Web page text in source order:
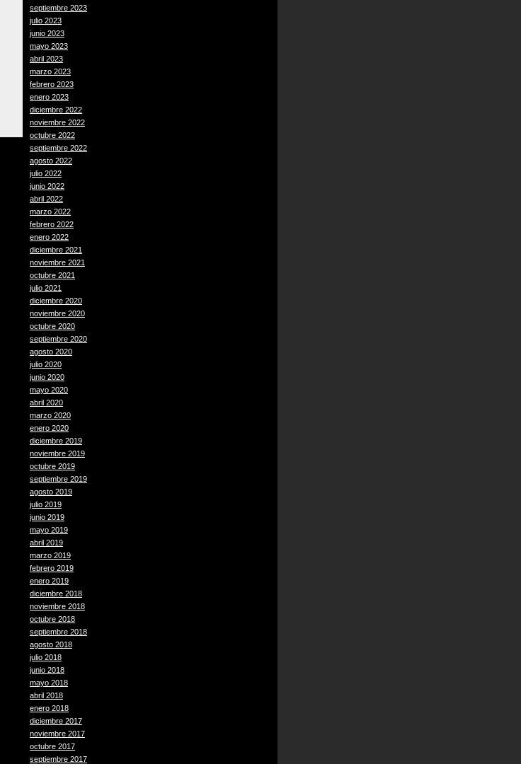
septiembre 2023
julio 2023
junio 2023
mayo 2023
abril 2023
marzo 2023
febrero 2023
enero 2023
diciembre 2022
noviembre 2022
octubre 2022
septiembre 2022
agosto 2022
julio 2022
junio 2022
abril 2022
marzo 2022
febrero 2022
enero 2022
diciembre 2021
noviembre 2021
octubre 2021
julio 2021
diciembre 2020
noviembre 2020
octubre 2020
septiembre 2020
agosto 2020
julio 2020
junio 2020
mayo 2020
abril 2020
marzo 2020
enero 2020
diciembre 2019
noviembre 2019
octubre 2019
septiembre 2019
agosto 2019
julio 2019
junio 2019
mayo 2019
abril 2019
marzo 2019
febrero 2019
enero 2019
diciembre 2018
noviembre 2018
octubre 2018
septiembre 2018
agosto 2018
julio 2018
junio 2018
mayo 2018
abril 2018
enero 2018
diciembre 2017
noviembre 2017
octubre 2017
septiembre 2017